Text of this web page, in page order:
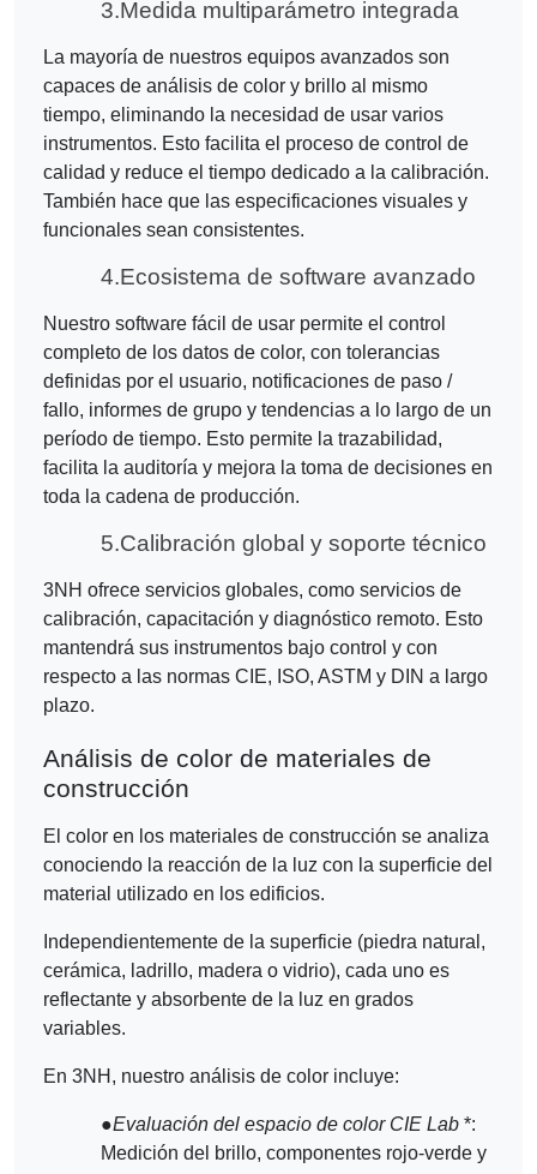
3.Medida multiparámetro integrada
La mayoría de nuestros equipos avanzados son
capaces de análisis de color y brillo al mismo
tiempo, eliminando la necesidad de usar varios
instrumentos. Esto facilita el proceso de control de
calidad y reduce el tiempo dedicado a la calibración.
También hace que las especificaciones visuales y
funcionales sean consistentes.
4.Ecosistema de software avanzado
Nuestro software fácil de usar permite el control
completo de los datos de color, con tolerancias
definidas por el usuario, notificaciones de paso /
fallo, informes de grupo y tendencias a lo largo de un
período de tiempo. Esto permite la trazabilidad,
facilita la auditoría y mejora la toma de decisiones en
toda la cadena de producción.
5.Calibración global y soporte técnico
3NH ofrece servicios globales, como servicios de
calibración, capacitación y diagnóstico remoto. Esto
mantendrá sus instrumentos bajo control y con
respecto a las normas CIE, ISO, ASTM y DIN a largo
plazo.
Análisis de color de materiales de
construcción
El color en los materiales de construcción se analiza
conociendo la reacción de la luz con la superficie del
material utilizado en los edificios.
Independientemente de la superficie (piedra natural,
cerámica, ladrillo, madera o vidrio), cada uno es
reflectante y absorbente de la luz en grados
variables.
En 3NH, nuestro análisis de color incluye:
●Evaluación del espacio de color CIE Lab *:
Medición del brillo, componentes rojo-verde y